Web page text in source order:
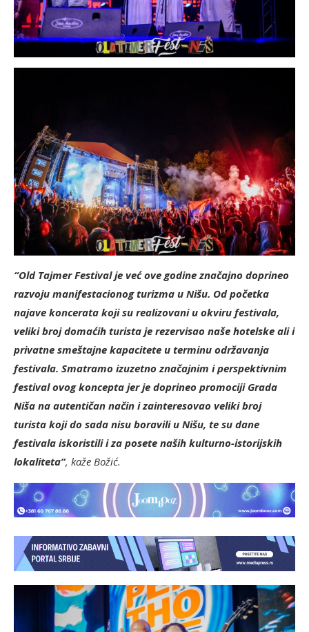
“Old Tajmer Festival je već ove godine značajno doprineo
razvoju manifestacionog turizma u Nišu. Od početka
najave koncerata koji su realizovani u okviru festivala,
veliki broj domaćih turista je rezervisao naše hotelske ali i
privatne smeštajne kapacitete u terminu održavanja
festivala. Smatramo izuzetno značajnim i perspektivnim
festival ovog koncepta jer je doprineo promociji Grada
Niša na autentičan način i zainteresovao veliki broj
turista koji do sada nisu boravili u Nišu, te su dane
festivala iskoristili i za posete naših kulturno-istorijskih
lokaliteta”, kaže Božić.